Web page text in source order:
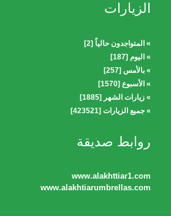
الزيارات
» المتواجدون حالياً [2]
» اليوم [187]
» بالأمس [257]
» الأسبوع [1570]
» زيارات الشهر [1885]
» جميع الزيارات [423521]
روابط صديقة
www.alakhttiar1.com
www.alakhtiarumbrellas.com